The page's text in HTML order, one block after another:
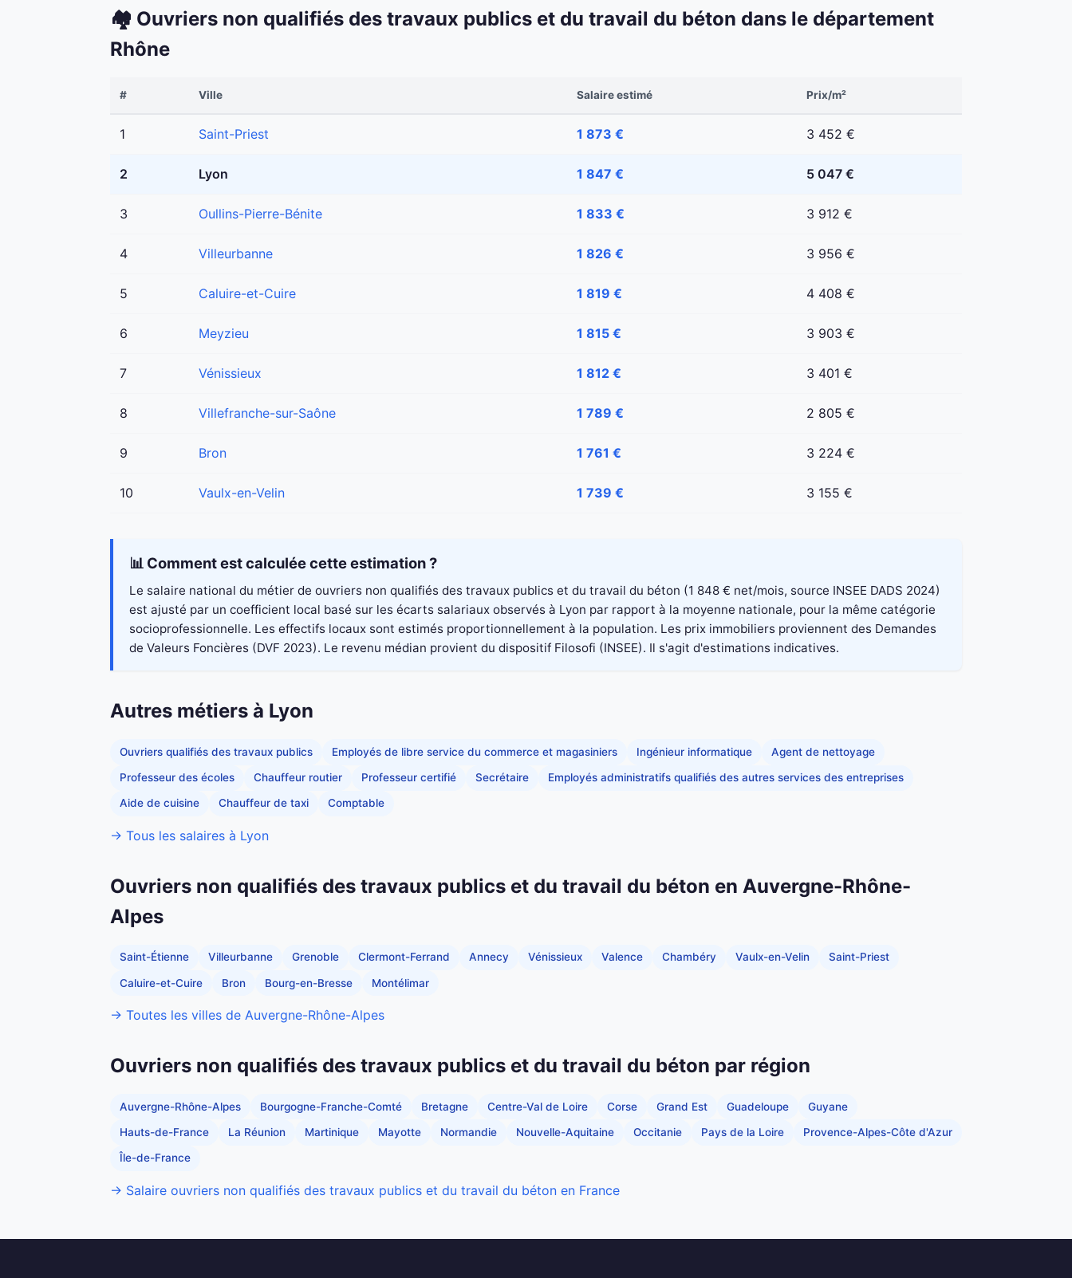
🏘️ Ouvriers non qualifiés des travaux publics et du travail du béton dans le département
Rhône
# Ville Salaire estimé Prix/m²
1 Saint-Priest 1 873 € 3 452 €
2 Lyon 1 847 € 5 047 €
3 Oullins-Pierre-Bénite 1 833 € 3 912 €
4 Villeurbanne 1 826 € 3 956 €
5 Caluire-et-Cuire 1 819 € 4 408 €
6 Meyzieu 1 815 € 3 903 €
7 Vénissieux 1 812 € 3 401 €
8 Villefranche-sur-Saône 1 789 € 2 805 €
9 Bron 1 761 € 3 224 €
10 Vaulx-en-Velin 1 739 € 3 155 €
📊 Comment est calculée cette estimation ?
Le salaire national du métier de ouvriers non qualifiés des travaux publics et du travail du béton (1 848 € net/mois, source INSEE DADS 2024)
est ajusté par un coefficient local basé sur les écarts salariaux observés à Lyon par rapport à la moyenne nationale, pour la même catégorie
socioprofessionnelle. Les effectifs locaux sont estimés proportionnellement à la population. Les prix immobiliers proviennent des Demandes
de Valeurs Foncières (DVF 2023). Le revenu médian provient du dispositif Filosofi (INSEE). Il s'agit d'estimations indicatives.
Autres métiers à Lyon
Ouvriers qualifiés des travaux publics Employés de libre service du commerce et magasiniers Ingénieur informatique Agent de nettoyage
Professeur des écoles Chauffeur routier Professeur certifié Secrétaire Employés administratifs qualifiés des autres services des entreprises
Aide de cuisine Chauffeur de taxi Comptable
→ Tous les salaires à Lyon
Ouvriers non qualifiés des travaux publics et du travail du béton en Auvergne-Rhône-
Alpes
Saint-Étienne Villeurbanne Grenoble Clermont-Ferrand Annecy Vénissieux Valence Chambéry Vaulx-en-Velin Saint-Priest
Caluire-et-Cuire Bron Bourg-en-Bresse Montélimar
→ Toutes les villes de Auvergne-Rhône-Alpes
Ouvriers non qualifiés des travaux publics et du travail du béton par région
Auvergne-Rhône-Alpes Bourgogne-Franche-Comté Bretagne Centre-Val de Loire Corse Grand Est Guadeloupe Guyane
Hauts-de-France La Réunion Martinique Mayotte Normandie Nouvelle-Aquitaine Occitanie Pays de la Loire Provence-Alpes-Côte d'Azur
Île-de-France
→ Salaire ouvriers non qualifiés des travaux publics et du travail du béton en France